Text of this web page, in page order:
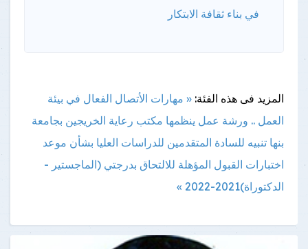
في بناء ثقافة الابتكار
المزيد فى هذه الفئة: « مهارات الأتصال الفعال في بيئة
العمل .. ورشة عمل ينظمها مكتب رعاية الخريجين بجامعة
بنها تنبيه للسادة المتقدمين للدراسات العليا بشأن موعد
اختبارات القبول المؤهلة للالتحاق بدرجتي (الماجستير -
الدكتوراة)2021-2022 »